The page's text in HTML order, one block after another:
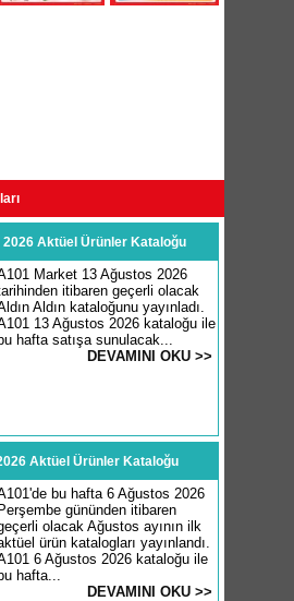
Aktüel Ürünler Kataloğu
Market 13 Ağustos 2026
itibaren geçerli olacak
Aldın kataloğunu yayınladı.
13 Ağustos 2026 kataloğu ile
bu hafta satışa sunulacak...
DEVAMINI OKU >>
Aktüel Ürünler Kataloğu
bu hafta 6 Ağustos 2026
Perşembe gününden itibaren
olacak Ağustos ayının ilk
ürün katalogları yayınlandı.
6 Ağustos 2026 kataloğu ile
bu hafta...
DEVAMINI OKU >>